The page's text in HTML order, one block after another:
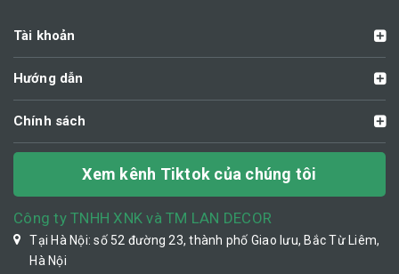
Tài khoản
Hướng dẫn
Chính sách
Xem kênh Tiktok của chúng tôi
Công ty TNHH XNK và TM LAN DECOR
Tại Hà Nội: số 52 đường 23, thành phố Giao lưu, Bắc Từ Liêm,
Hà Nội